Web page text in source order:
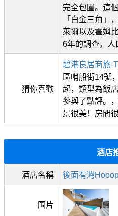
完全包圍。這
「白金三角」
萊爾以及霍姆
6年的調查，人
猜你喜歡
碧港良居商旅-
區哨船街14號
起，類型為飯
參與了點評。
景很美！房間
酒店
酒店名稱 後面有灣
圖片